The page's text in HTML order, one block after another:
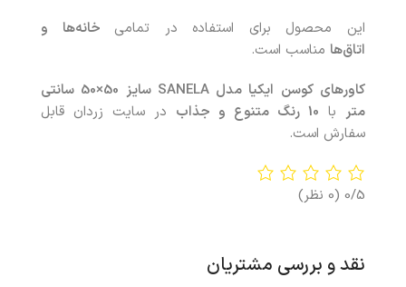
این محصول برای استفاده در تمامی خانه‌ها و
اتاق‌ها مناسب است.
کاورهای کوسن ایکیا مدل SANELA سایز 50×50 سانتی
متر با 10 رنگ متنوع و جذاب
در سایت زردان قابل
سفارش است.
0/5 (0 نظر)
نقد و بررسی مشتریان